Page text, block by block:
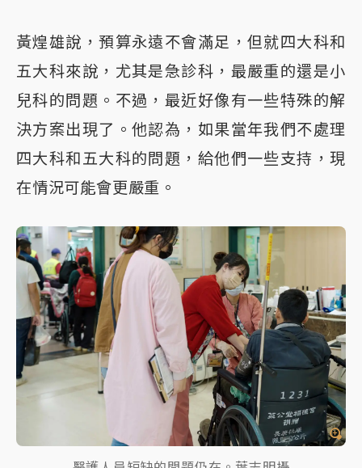
黃煌雄說，預算永遠不會滿足，但就四大科和
五大科來說，尤其是急診科，最嚴重的還是小
兒科的問題。不過，最近好像有一些特殊的解
決方案出現了。他認為，如果當年我們不處理
四大科和五大科的問題，給他們一些支持，現
在情況可能會更嚴重。